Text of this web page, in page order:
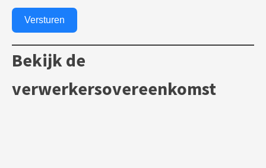
Versturen
Bekijk de
verwerkersovereenkomst